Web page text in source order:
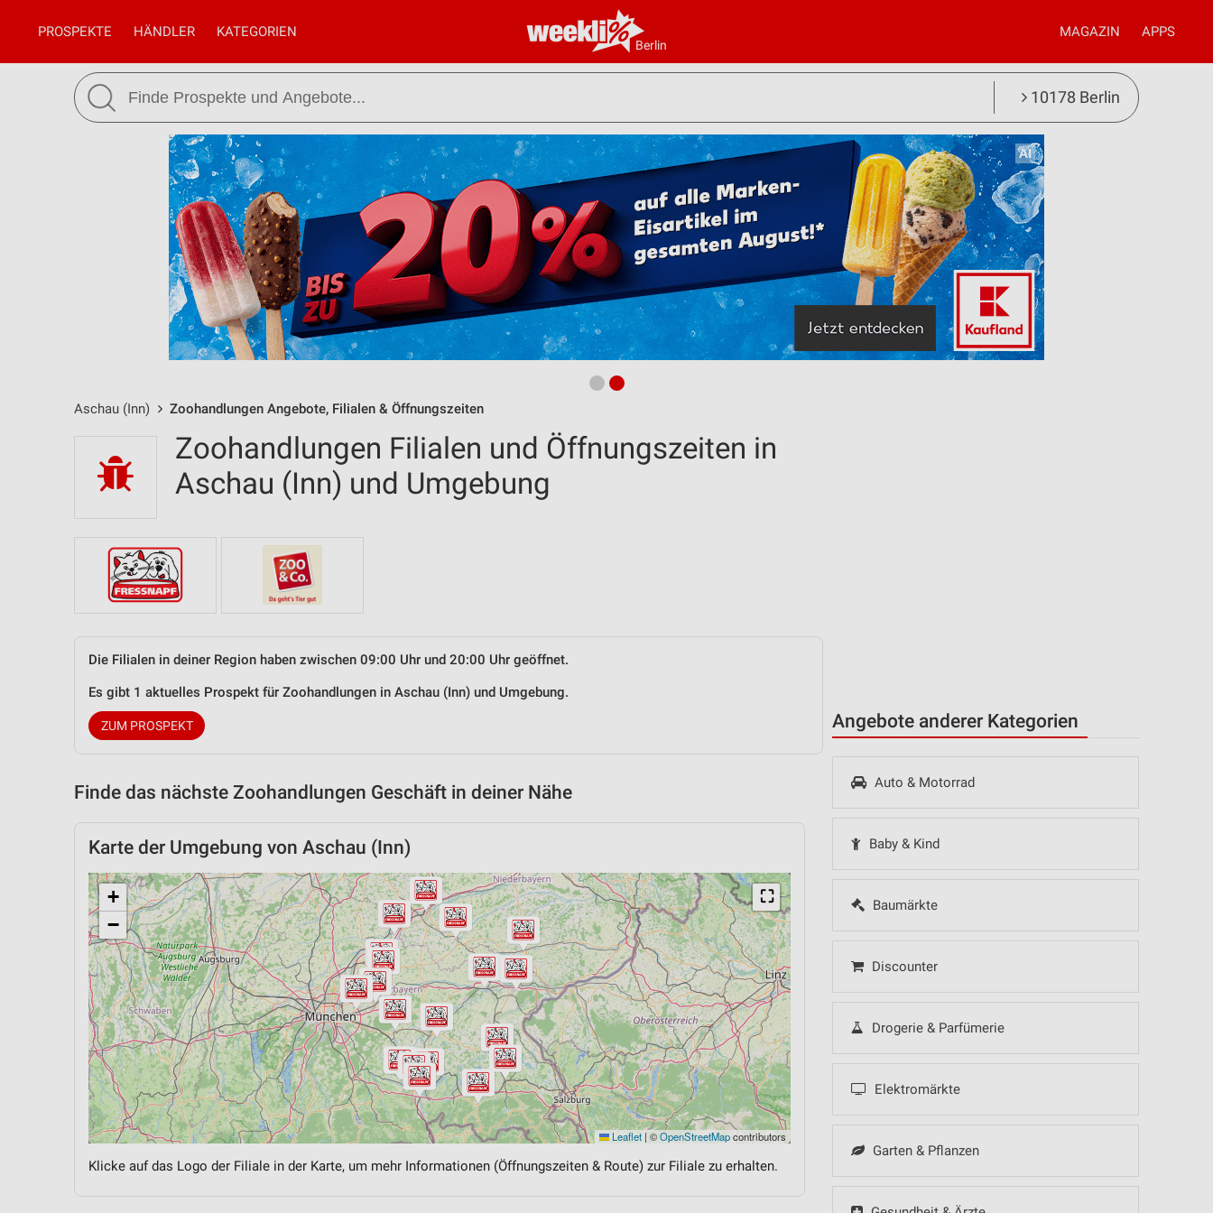
Berlin
PROSPEKTE HÄNDLER KATEGORIEN MAGAZIN APPS
10178 Berlin
Aschau (Inn) Zoohandlungen Angebote, Filialen & Öffnungszeiten
Angebote anderer Kategorien
Auto & Motorrad
Baby & Kind
Baumärkte
Discounter
Drogerie & Parfümerie
Elektromärkte
Garten & Pflanzen
Zoohandlungen Filialen und Öffnungszeiten in
Aschau (Inn) und Umgebung
Die Filialen in deiner Region haben zwischen 09:00 Uhr und 20:00 Uhr geöffnet.
Es gibt 1 aktuelles Prospekt für Zoohandlungen in Aschau (Inn) und Umgebung.
ZUM PROSPEKT
Finde das nächste Zoohandlungen Geschäft in deiner Nähe
Karte der Umgebung von Aschau (Inn)
⛶
+
−
Leaflet | ©OpenStreetMapcontributors
Klicke auf das Logo der Filiale in der Karte, um mehr Informationen (Öffnungszeiten & Route) zur Filiale zu erhalten.